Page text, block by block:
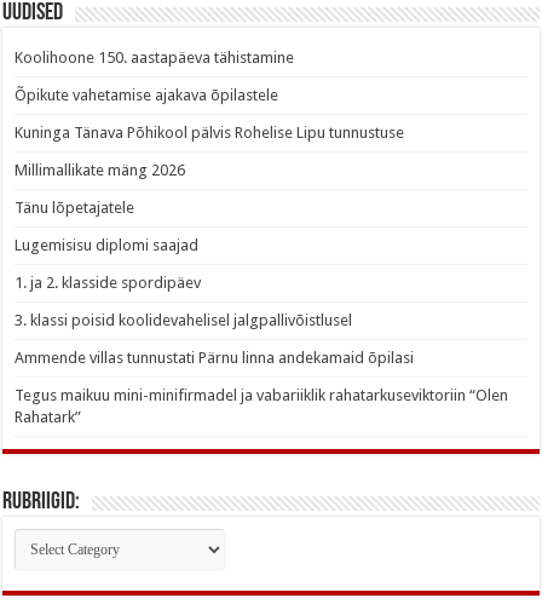
Uudised
Koolihoone 150. aastapäeva tähistamine
Õpikute vahetamise ajakava õpilastele
Kuninga Tänava Põhikool pälvis Rohelise Lipu tunnustuse
Millimallikate mäng 2026
Tänu lõpetajatele
Lugemisisu diplomi saajad
1. ja 2. klasside spordipäev
3. klassi poisid koolidevahelisel jalgpallivõistlusel
Ammende villas tunnustati Pärnu linna andekamaid õpilasi
Tegus maikuu mini-minifirmadel ja vabariiklik rahatarkuseviktoriin “Olen
Rahatark”
Rubriigid:
Rubriigid: